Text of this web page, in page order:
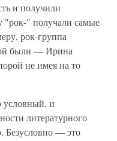
и получили
"рок-" получали самые
рок-группа
были — Ирина
не имея на то
условный, и
литературного
Безусловно — это